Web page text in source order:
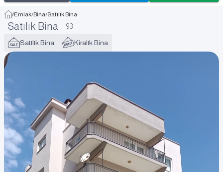
/Emlak/Bina/Satılık Bina
Satılık Bina 93
Satılık Bina Kiralık Bina